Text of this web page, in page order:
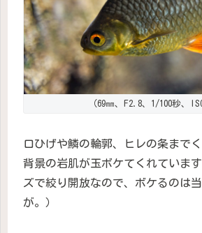
（69㎜、F2.8、1/100秒、
口ひげや鱗の輪郭、ヒレの条まで
背景の岩肌が玉ボケてくれていま
ズで絞り開放なので、ボケるのは
が。）